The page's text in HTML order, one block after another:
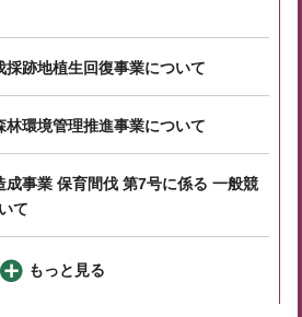
採跡地植生回復事業について
林環境管理推進事業について
成事業 保育間伐 第7号に係る 一般競
て
もっと見る